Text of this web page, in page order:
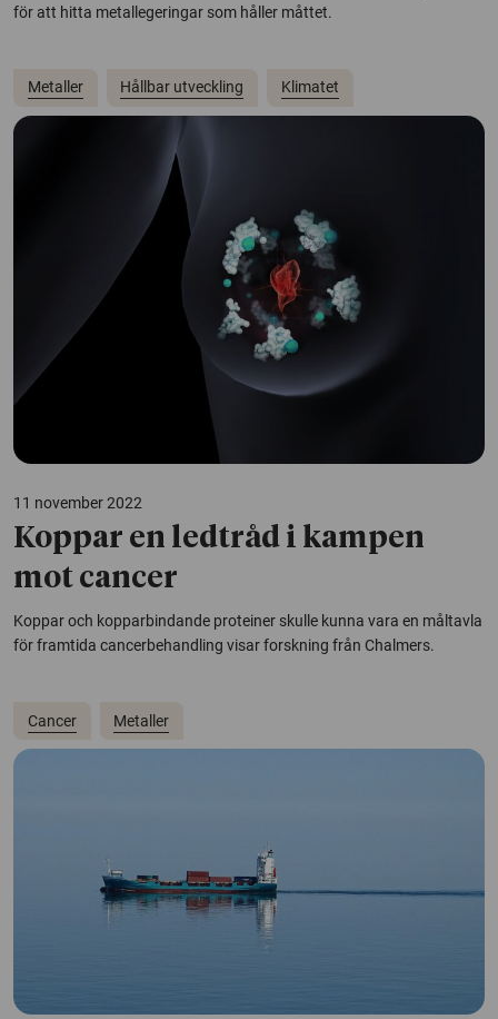
för att hitta metallegeringar som håller måttet.
Metaller Hållbar utveckling Klimatet
11 november 2022
Koppar en ledtråd i kampen
mot cancer
Koppar och kopparbindande proteiner skulle kunna vara en måltavla
för framtida cancerbehandling visar forskning från Chalmers.
Cancer Metaller